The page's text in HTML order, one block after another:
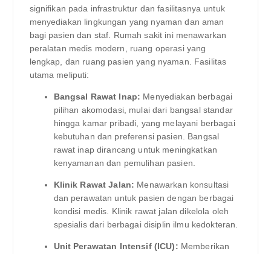
signifikan pada infrastruktur dan fasilitasnya untuk
menyediakan lingkungan yang nyaman dan aman
bagi pasien dan staf. Rumah sakit ini menawarkan
peralatan medis modern, ruang operasi yang
lengkap, dan ruang pasien yang nyaman. Fasilitas
utama meliputi:
Bangsal Rawat Inap: Menyediakan berbagai
pilihan akomodasi, mulai dari bangsal standar
hingga kamar pribadi, yang melayani berbagai
kebutuhan dan preferensi pasien. Bangsal
rawat inap dirancang untuk meningkatkan
kenyamanan dan pemulihan pasien.
Klinik Rawat Jalan: Menawarkan konsultasi
dan perawatan untuk pasien dengan berbagai
kondisi medis. Klinik rawat jalan dikelola oleh
spesialis dari berbagai disiplin ilmu kedokteran.
Unit Perawatan Intensif (ICU): Memberikan